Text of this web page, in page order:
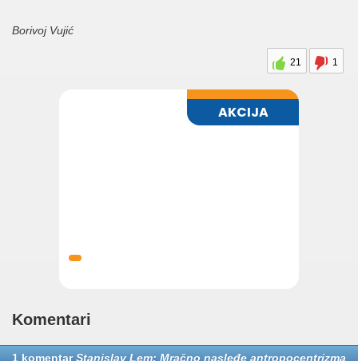
Borivoj Vujić
21 1
Komentari
1 komentarStanislav Lem: Mračno nasleđe antropocentrizma